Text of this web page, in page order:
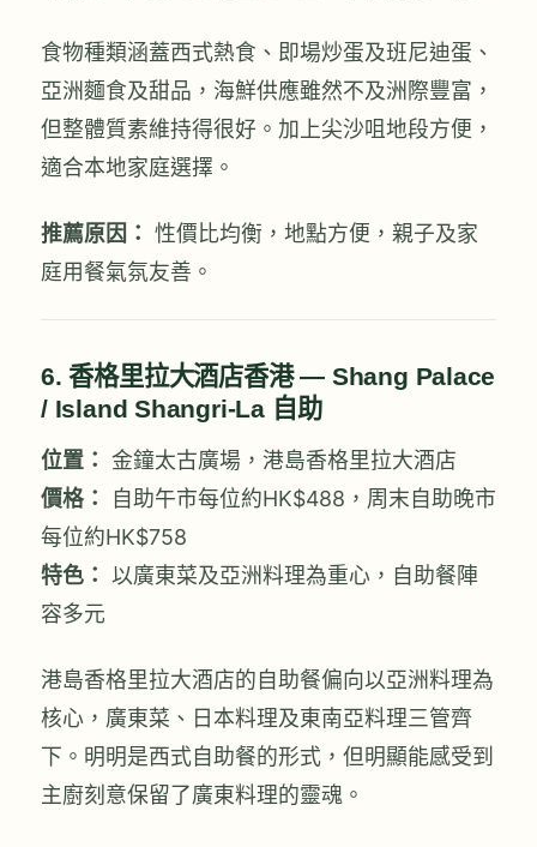
食物種類涵蓋西式熱食、即場炒蛋及班尼迪蛋、
亞洲麵食及甜品，海鮮供應雖然不及洲際豐富，
但整體質素維持得很好。加上尖沙咀地段方便，
適合本地家庭選擇。
推薦原因： 性價比均衡，地點方便，親子及家
庭用餐氣氛友善。
6. 香格里拉大酒店香港 — Shang Palace
/ Island Shangri-La 自助
位置： 金鐘太古廣場，港島香格里拉大酒店
價格：
自助午市每位約HK$488，周末自助晚市
每位約HK$758
特色： 以廣東菜及亞洲料理為重心，自助餐陣
容多元
港島香格里拉大酒店的自助餐偏向以亞洲料理為
核心，廣東菜、日本料理及東南亞料理三管齊
下。明明是西式自助餐的形式，但明顯能感受到
主廚刻意保留了廣東料理的靈魂。